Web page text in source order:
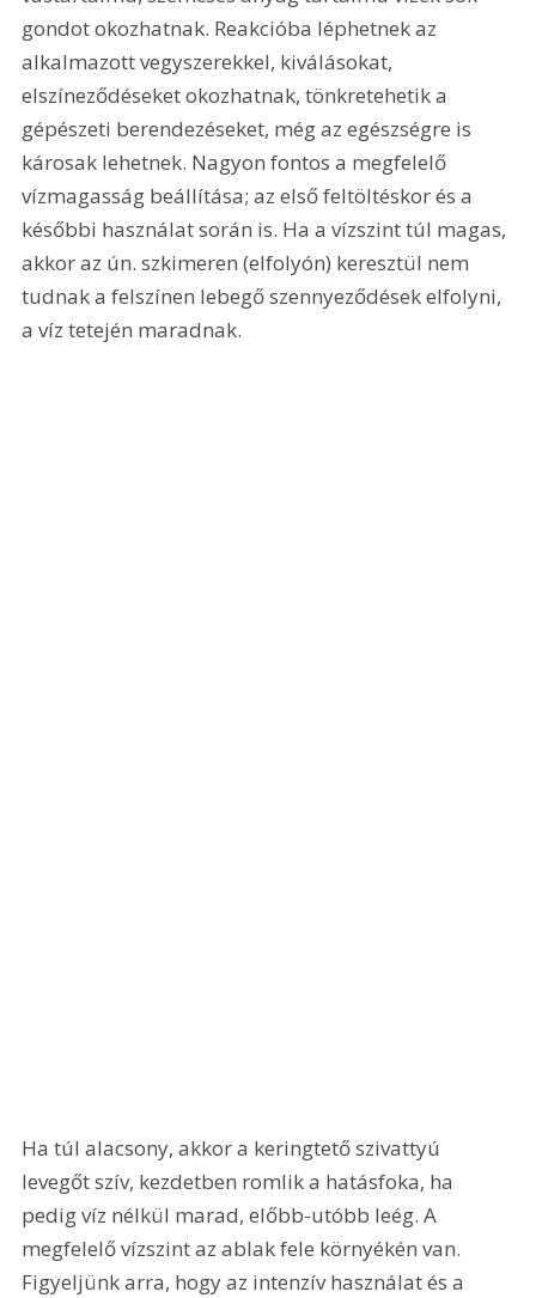
gondot okozhatnak. Reakcióba léphetnek az
alkalmazott vegyszerekkel, kiválásokat,
elszíneződéseket okozhatnak, tönkretehetik a
gépészeti berendezéseket, még az egészségre is
károsak lehetnek. Nagyon fontos a megfelelő
vízmagasság beállítása; az első feltöltéskor és a
későbbi használat során is. Ha a vízszint túl magas,
akkor az ún. szkimeren (elfolyón) keresztül nem
tudnak a felszínen lebegő szennyeződések elfolyni,
a víz tetején maradnak.
Ha túl alacsony, akkor a keringtető szivattyú
levegőt szív, kezdetben romlik a hatásfoka, ha
pedig víz nélkül marad, előbb-utóbb leég. A
megfelelő vízszint az ablak fele környékén van.
Figyeljünk arra, hogy az intenzív használat és a